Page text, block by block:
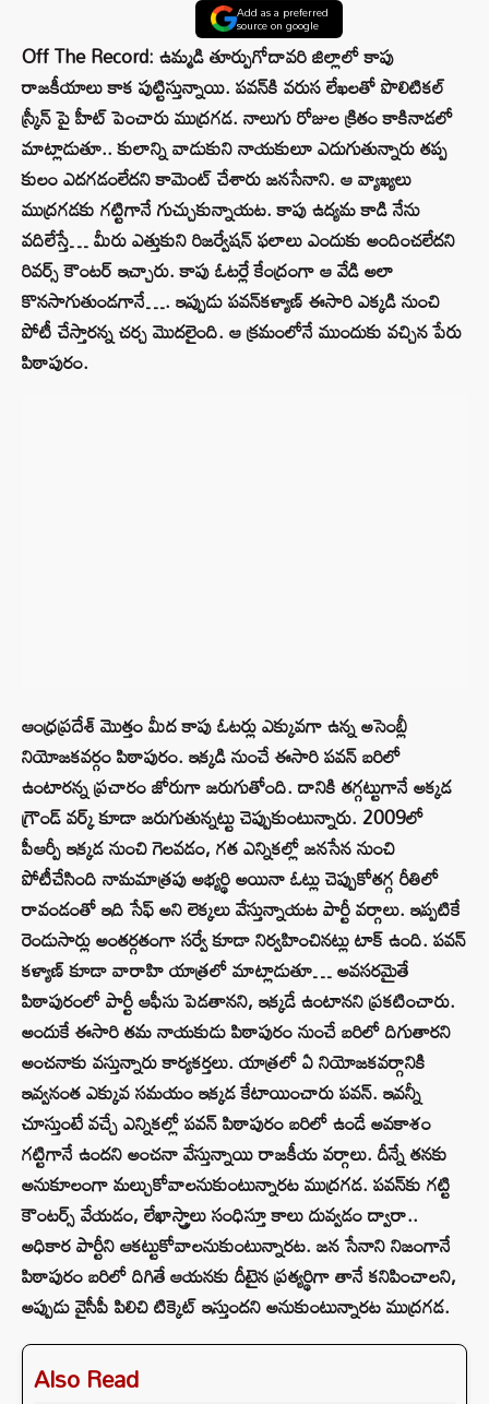
Add as a preferred
source on google
Off The Record: ఉమ్మడి తూర్పుగోదావరి జిల్లాలో కాపు
రాజకీయాలు కాక పుట్టిస్తున్నాయి. పవన్‌కి వరుస లేఖలతో పొలిటికల్
స్క్రీన్ పై హీట్‌ పెంచారు ముద్రగడ. నాలుగు రోజుల క్రితం కాకినాడలో
మాట్లాడుతూ.. కులాన్ని వాడుకుని నాయకులూ ఎదుగుతున్నారు తప్ప
కులం ఎదగడంలేదని కామెంట్ చేశారు జనసేనాని. ఆ వ్యాఖ్యలు
ముద్రగడకు గట్టిగానే గుచ్చుకున్నాయట. కాపు ఉద్యమ కాడి నేను
వదిలేస్తే… మీరు ఎత్తుకుని రిజర్వేషన్ ఫలాలు ఎందుకు అందించలేదని
రివర్స్‌ కౌంటర్ ఇచ్చారు. కాపు ఓటర్లే కేంద్రంగా ఆ వేడి అలా
కొనసాగుతుండగానే…. ఇప్పుడు పవన్‌కళ్యాణ్‌ ఈసారి ఎక్కడి నుంచి
పోటీ చేస్తారన్న చర్చ మొదలైంది. ఆ క్రమంలోనే ముందుకు వచ్చిన పేరు
పిఠాపురం.
ఆంధ్రప్రదేశ్‌ మొత్తం మీద కాపు ఓటర్లు ఎక్కువగా ఉన్న అసెంబ్లీ
నియోజకవర్గం పిఠాపురం. ఇక్కడి నుంచే ఈసారి పవన్‌ బరిలో
ఉంటారన్న ప్రచారం జోరుగా జరుగుతోంది. దానికి తగ్గట్టుగానే అక్కడ
గ్రౌండ్ వర్క్ కూడా జరుగుతున్నట్టు చెప్పుకుంటున్నారు. 2009లో
పీఆర్పీ ఇక్కడ నుంచి గెలవడం, గత ఎన్నికల్లో జనసేన నుంచి
పోటీచేసింది నామమాత్రపు అభ్యర్థి అయినా ఓట్లు చెప్పుకోతగ్గ రీతిలో
రావండంతో ఇది సేఫ్ అని లెక్కలు వేస్తున్నాయట పార్టీ వర్గాలు. ఇప్పటికే
రెండుసార్లు అంతర్గతంగా సర్వే కూడా నిర్వహించినట్లు టాక్ ఉంది. పవన్
కళ్యాణ్ కూడా వారాహి యాత్రలో మాట్లాడుతూ… అవసరమైతే
పిఠాపురంలో పార్టీ ఆఫీసు పెడతానని, ఇక్కడే ఉంటానని ప్రకటించారు.
అందుకే ఈసారి తమ నాయకుడు పిఠాపురం నుంచే బరిలో దిగుతారని
అంచనాకు వస్తున్నారు కార్యకర్తలు. యాత్రలో ఏ నియోజకవర్గానికి
ఇవ్వనంత ఎక్కువ సమయం ఇక్కడ కేటాయించారు పవన్‌. ఇవన్నీ
చూస్తుంటే వచ్చే ఎన్నికల్లో పవన్‌ పిఠాపురం బరిలో ఉండే అవకాశం
గట్టిగానే ఉందని అంచనా వేస్తున్నాయి రాజకీయ వర్గాలు. దీన్నే తనకు
అనుకూలంగా మల్చుకోవాలనుకుంటున్నారట ముద్రగడ. పవన్‌కు గట్టి
కౌంటర్స్‌ వేయడం, లేఖాస్త్రాలు సంధిస్తూ కాలు దువ్వడం ద్వారా..
అధికార పార్టీని ఆకట్టుకోవాలనుకుంటున్నారట. జన సేనాని నిజంగానే
పిఠాపురం బరిలో దిగితే ఆయనకు దీటైన ప్రత్యర్థిగా తానే కనిపించాలని,
అప్పుడు వైసీపీ పిలిచి టిక్కెట్‌ ఇస్తుందని అనుకుంటున్నారట ముద్రగడ.
Also Read